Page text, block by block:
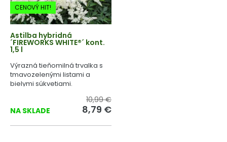
CENOVÝ HIT!
Astilba hybridná
´FIREWORKS WHITE®´ kont.
1,5 l
Výrazná tieňomilná trvalka s
tmavozelenými listami a
bielymi súkvetiami.
NA SKLADE
10,99 €
8,79 €